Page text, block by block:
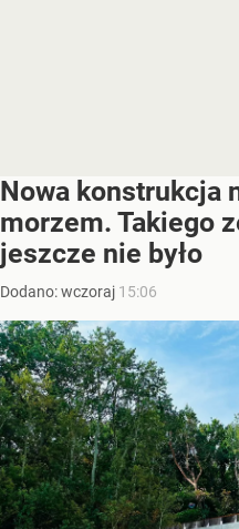
Nowa konstrukcja
morzem. Takiego
jeszcze nie było
Dodano:wczoraj 15:06